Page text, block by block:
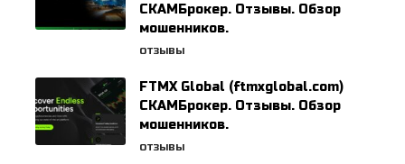
СКАМБрокер. Отзывы. Обзор
мошенников.
ОТЗЫВЫ
FTMX Global (ftmxglobal.com)
СКАМБрокер. Отзывы. Обзор
мошенников.
ОТЗЫВЫ